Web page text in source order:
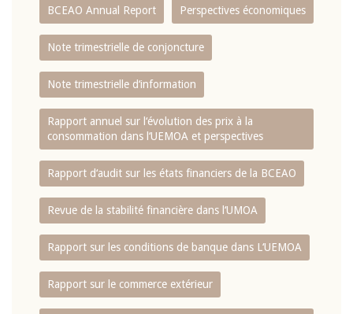
BCEAO Annual Report Perspectives économiques
Note trimestrielle de conjoncture
Note trimestrielle d‘information
Rapport annuel sur l‘évolution des prix à la
consommation dans l‘UEMOA et perspectives
Rapport d‘audit sur les états financiers de la BCEAO
Revue de la stabilité financière dans l‘UMOA
Rapport sur les conditions de banque dans L‘UEMOA
Rapport sur le commerce extérieur